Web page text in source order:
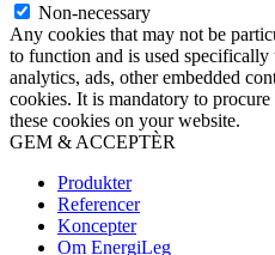
Non-necessary
Any cookies that may not be
to function and is used specifically
analytics, ads, other embedded
cookies. It is mandatory to
these cookies on your website.
GEM & ACCEPTÈR
Produkter
Referencer
Koncepter
Om EnergiLeg